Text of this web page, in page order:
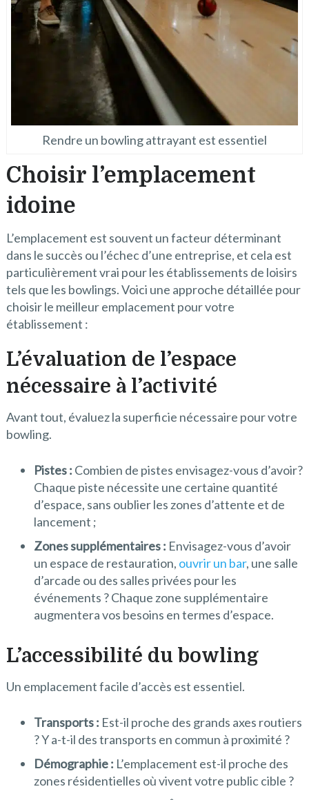
Rendre un bowling attrayant est essentiel
Choisir l’emplacement
idoine
L’emplacement est souvent un facteur déterminant
dans le succès ou l’échec d’une entreprise, et cela est
particulièrement vrai pour les établissements de loisirs
tels que les bowlings. Voici une approche détaillée pour
choisir le meilleur emplacement pour votre
établissement :
L’évaluation de l’espace
nécessaire à l’activité
Avant tout, évaluez la superficie nécessaire pour votre
bowling.
Pistes : Combien de pistes envisagez-vous d’avoir?
Chaque piste nécessite une certaine quantité
d’espace, sans oublier les zones d’attente et de
lancement ;
Zones supplémentaires : Envisagez-vous d’avoir
un espace de restauration, ouvrir un bar, une salle
d’arcade ou des salles privées pour les
événements ? Chaque zone supplémentaire
augmentera vos besoins en termes d’espace.
L’accessibilité du bowling
Un emplacement facile d’accès est essentiel.
Transports : Est-il proche des grands axes routiers
? Y a-t-il des transports en commun à proximité ?
Démographie : L’emplacement est-il proche des
zones résidentielles où vivent votre public cible ?